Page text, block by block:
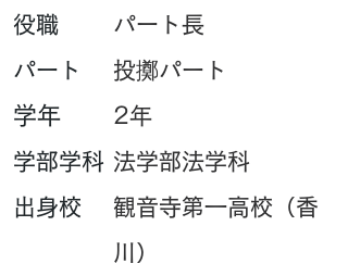
​役職
パート長
パート
学年
投擲パート
2年
​学部学科 法学部法学科
​出身校
観音寺第一高校（香
川）